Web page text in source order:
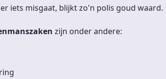
iets misgaat, blijkt zo'n polis goud waard.
zijn onder andere: